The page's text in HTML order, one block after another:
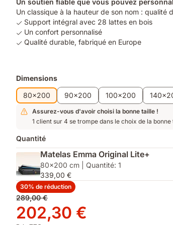
Un soutien fiable que vous pouvez
Un classique à la hauteur de son nom : qualité
Support intégral avec 28 lattes en bois
Un confort personnalisé
Qualité durable, fabriqué en Europe
Produits
supplémentaires
Dimensions
80x200
90x200 100x200
Assurez-vous d'avoir choisi la bonne taille !
1 client sur 4 se trompe dans le choix de la bonne
Quantité
Matelas Emma Original Lite+
80x200 cm | Quantité: 1
339,00 €
30% de réduction
Prix
d'origine
289,00 €
289,00 €
Prix
202,30 €
202,30 €